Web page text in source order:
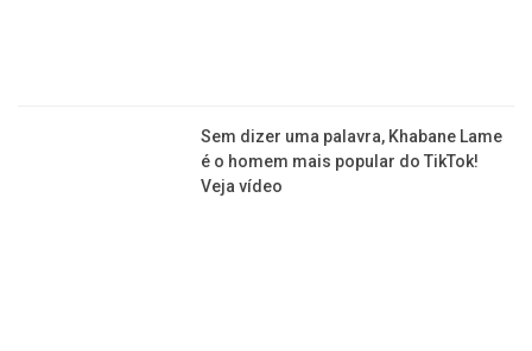
Sem dizer uma palavra, Khabane Lame
é o homem mais popular do TikTok!
Veja vídeo